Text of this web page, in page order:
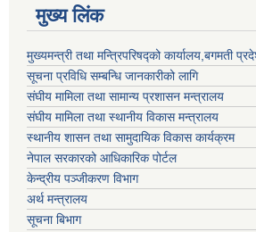
मुख्य लिंक
मुख्यमन्त्री तथा मन्त्रिपरिषद्को कार्यालय,बगमती
सूचना प्रविधि सम्बन्धि जानकारीको लागि
संघीय मामिला तथा सामान्य प्रशासन मन्त्रालय
संघीय मामिला तथा स्थानीय विकास मन्त्रालय
स्थानीय शासन तथा सामुदायिक विकास कार्यक्रम
नेपाल सरकारको आधिकारिक पोर्टल
केन्द्रीय पञ्जीकरण विभाग
अर्थ मन्त्रालय
सूचना बिभाग